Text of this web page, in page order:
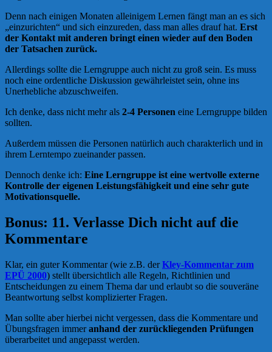
Denn nach einigen Monaten alleinigem Lernen fängt man an es sich
„einzurichten“ und sich einzureden, dass man alles drauf hat. Erst
der Kontakt mit anderen bringt einen wieder auf den Boden
der Tatsachen zurück.
Allerdings sollte die Lerngruppe auch nicht zu groß sein. Es muss
noch eine ordentliche Diskussion gewährleistet sein, ohne ins
Unerhebliche abzuschweifen.
Ich denke, dass nicht mehr als 2-4 Personen eine Lerngruppe bilden
sollten.
Außerdem müssen die Personen natürlich auch charakterlich und in
ihrem Lerntempo zueinander passen.
Dennoch denke ich: Eine Lerngruppe ist eine wertvolle externe
Kontrolle der eigenen Leistungsfähigkeit und eine sehr gute
Motivationsquelle.
Bonus: 11. Verlasse Dich nicht auf die
Kommentare
Klar, ein guter Kommentar (wie z.B. derKley-Kommentar zum
EPÜ 2000) stellt übersichtlich alle Regeln, Richtlinien und
Entscheidungen zu einem Thema dar und erlaubt so die souveräne
Beantwortung selbst komplizierter Fragen.
Man sollte aber hierbei nicht vergessen, dass die Kommentare und
Übungsfragen immeranhand der zurückliegenden Prüfungen
überarbeitet und angepasst werden.